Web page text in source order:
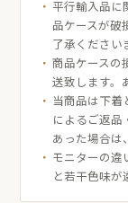
平行輸入品に
品ケースが破
了承ください
商品ケースの
送致します。
当商品は下着
によるご返
あった場合は
モニターの違
と若干色味が